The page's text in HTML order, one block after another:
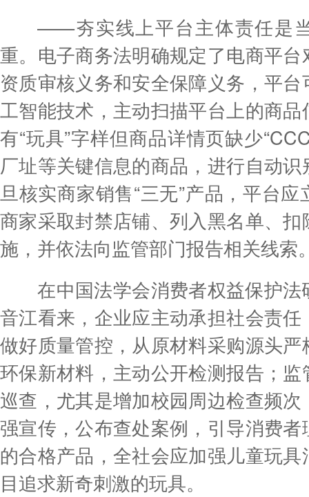
——夯实线上平台主体责任是当
重。电子商务法明确规定了电商平
资质审核义务和安全保障义务，平
工智能技术，主动扫描平台上的商
有“玩具”字样但商品详情页缺少
厂址等关键信息的商品，进行自动
旦核实商家销售“三无”产品，平台
商家采取封禁店铺、列入黑名单、
施，并依法向监管部门报告相关线索
在中国法学会消费者权益保护法
音江看来，企业应主动承担社会责
做好质量管控，从原材料采购源头
环保新材料，主动公开检测报告；
巡查，尤其是增加校园周边检查频
强宣传，公布查处案例，引导消费
的合格产品，全社会应加强儿童玩
目追求新奇刺激的玩具。